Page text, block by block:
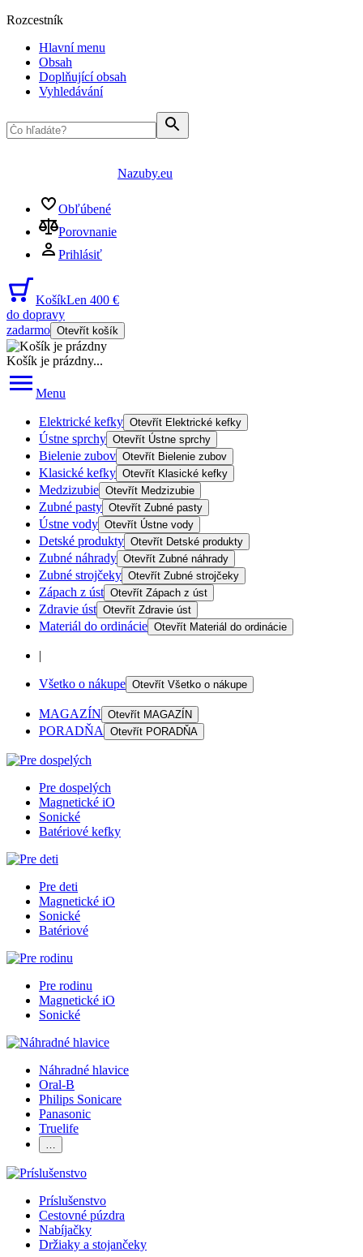
Rozcestník
Hlavní menu
Obsah
Doplňující obsah
Vyhledávání
Nazuby.eu
Obľúbené
Porovnanie
Prihlásiť
KošíkLen 400 €
do dopravy
zadarmo Otevřít košík
Košík je prázdny...
Menu
Elektrické kefky Otevřít Elektrické kefky
Ústne sprchy Otevřít Ústne sprchy
Bielenie zubov Otevřít Bielenie zubov
Klasické kefky Otevřít Klasické kefky
Medzizubie Otevřít Medzizubie
Zubné pasty Otevřít Zubné pasty
Ústne vody Otevřít Ústne vody
Detské produkty Otevřít Detské produkty
Zubné náhrady Otevřít Zubné náhrady
Zubné strojčeky Otevřít Zubné strojčeky
Zápach z úst Otevřít Zápach z úst
Zdravie úst Otevřít Zdravie úst
Materiál do ordinácie Otevřít Materiál do ordinácie
|
Všetko o nákupe Otevřít Všetko o nákupe
MAGAZÍN Otevřít MAGAZÍN
PORADŇA Otevřít PORADŇA
Pre dospelých
Magnetické iO
Sonické
Batériové kefky
Pre deti
Magnetické iO
Sonické
Batériové
Pre rodinu
Magnetické iO
Sonické
Náhradné hlavice
Oral-B
Philips Sonicare
Panasonic
Truelife
…
Príslušenstvo
Cestovné púzdra
Nabíjačky
Držiaky a stojančeky